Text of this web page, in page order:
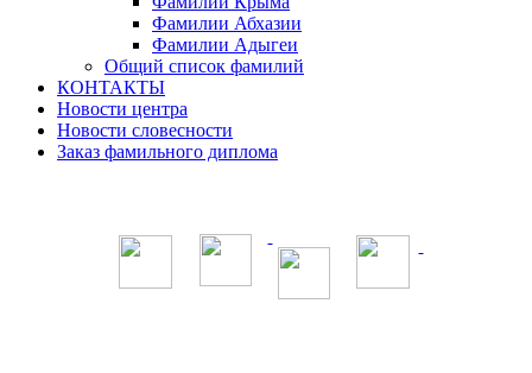
Фамилии Абхазии
Фамилии Адыгеи
Общий список фамилий
КОНТАКТЫ
Новости центра
Новости словесности
Заказ фамильного диплома